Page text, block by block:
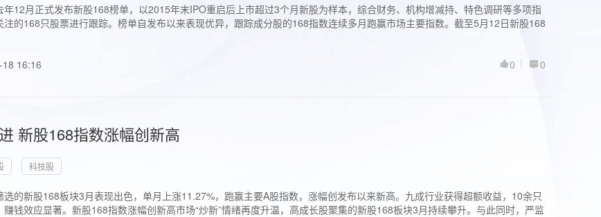
年12月正式发布新股168榜单，以2015年末IPO重启后上市超过3个月新股为样本，综合财务、机构增减持、特色调研等多项指
的168只股票进行跟踪。榜单自发布以来表现优异，跟踪成分股的168指数连续多月跑赢市场主要指数。截至5月12日新股168
16:16 0
0
新股168指数涨幅创新高
科技股
选的新股168板块3月表现出色，单月上涨11.27%，跑赢主要A股指数，涨幅创发布以来新高。九成行业获得超额收益，10余只
钱效应显著。新股168指数涨幅创新高市场“炒新”情绪再度升温，高成长股聚集的新股168板块3月持续攀升。与此同时，严监